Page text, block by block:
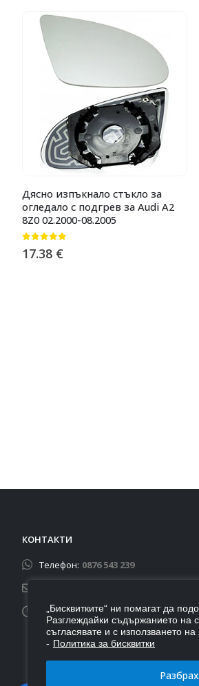
„Бисквитките“ ни помагат да
Разглеждайки съдържанието на
съгласявате и с използването на
- Политика за бисквитки
Разбрах
Дясно изпъкнало стъкло за
огледало с подгрев за Audi A2
8Z0 02.2000-08.2005
17.38 €
КОНТАКТИ
Телефон: 0876 543 239
Работно време:
Понеделник - Петък: 9:00 - 18:00
Събота - Неделя: Почивни дни